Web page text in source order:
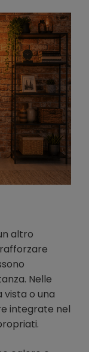
altro
Nelle
vista o una
integrate nel